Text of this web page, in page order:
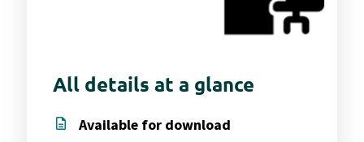
All details at a glance
description
Available for download